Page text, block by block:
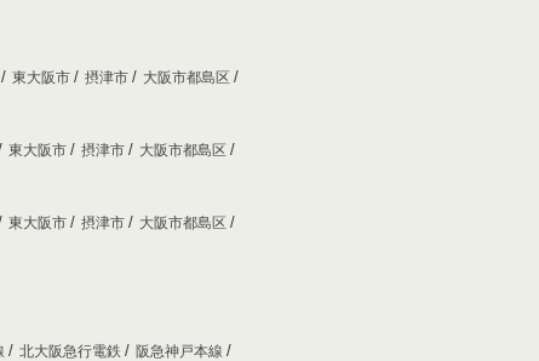
東大阪市 摂津市
大阪市都島区
東大阪市 摂津市
大阪市都島区
東大阪市 摂津市
大阪市都島区
北大阪急行電鉄
阪急神戸本線